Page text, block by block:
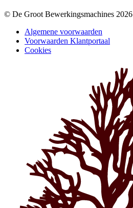
© De Groot Bewerkingsmachines 2026
Algemene voorwaarden
Voorwaarden Klantportaal
Cookies